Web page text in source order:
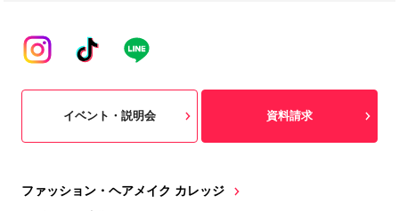
ファッション・ヘアメイク カレッジ
イベント・説明会 資料請求